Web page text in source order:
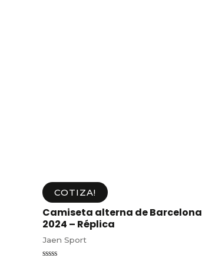
COTIZA!
Camiseta alterna de Barcelona
2024 – Réplica
Jaen Sport